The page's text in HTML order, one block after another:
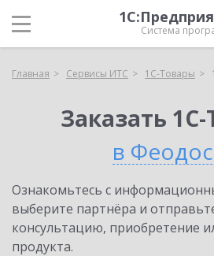
Система
Главная Сервисы ИТС 1С-Товары
Заказать
в
Ознакомьтесь с
выберите партнёра и
консультацию, приобретение
продукта.